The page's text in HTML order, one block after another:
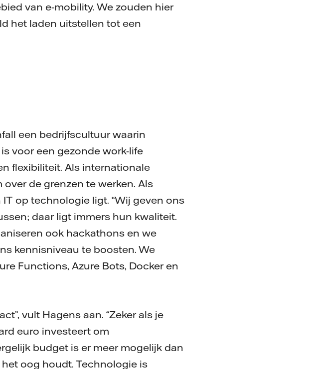
van e-mobility. We zouden hier
het laden uitstellen tot een
een bedrijfscultuur waarin
voor een gezonde work-life
flexibiliteit. Als internationale
de grenzen te werken. Als
op technologie ligt. “Wij geven ons
daar ligt immers hun kwaliteit.
ook hackathons en we
kennisniveau te boosten. We
Functions, Azure Bots, Docker en
vult Hagens aan. “Zeker als je
euro investeert om
budget is er meer mogelijk dan
oog houdt. Technologie is